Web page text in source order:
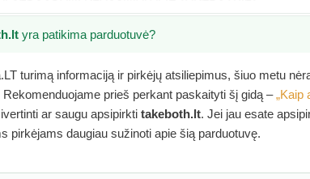
yra patikima parduotuvė?
turimą informaciją ir pirkėjų atsiliepimus, šiuo metu
Rekomenduojame prieš perkant paskaityti šį gidą –„Kaip
ar saugu apsipirkti takeboth.lt. Jei jau esate
pirkėjams daugiau sužinoti apie šią parduotuvę.